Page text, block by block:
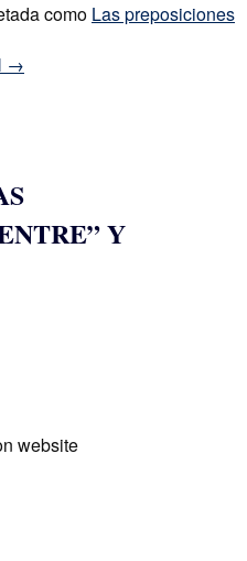
como Las preposiciones
→
Y
website